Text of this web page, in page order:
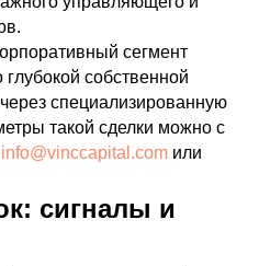
сегмент
глубокой собственной
специализированную
такой сделки можно с
info@vinccapital.com или
сигналы и